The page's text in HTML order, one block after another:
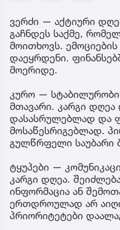
ვერძი — აქტიური
გაჩნდეს საქმე,
მოითხოვს.
დაეყრდენი.
მოერიდე.
კურო —
მთავარი. კარგი დღეა
დასასრულებლად და
მოსაწესრიგებლად.
გულწრფელი საუბარი
ტყუპები —
კარგი დღეა.
ინფორმაცია ან
ერთდროულად არ
პრიორიტეტები